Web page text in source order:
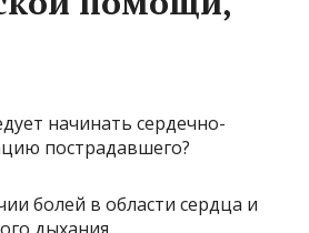
начинать сердечно-
пострадавшего?
болей в области сердца и